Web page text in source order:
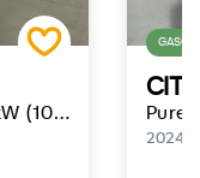
BlueHDi 100 S&S Talla M Max 75 kW (102 CV)
2024